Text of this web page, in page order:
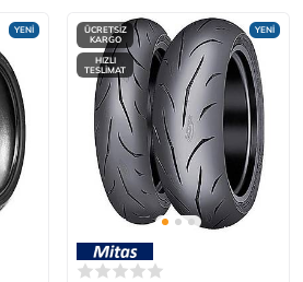
YENİ YENİ
ÜCRETSİZ
KARGO
HIZLI
TESLİMAT